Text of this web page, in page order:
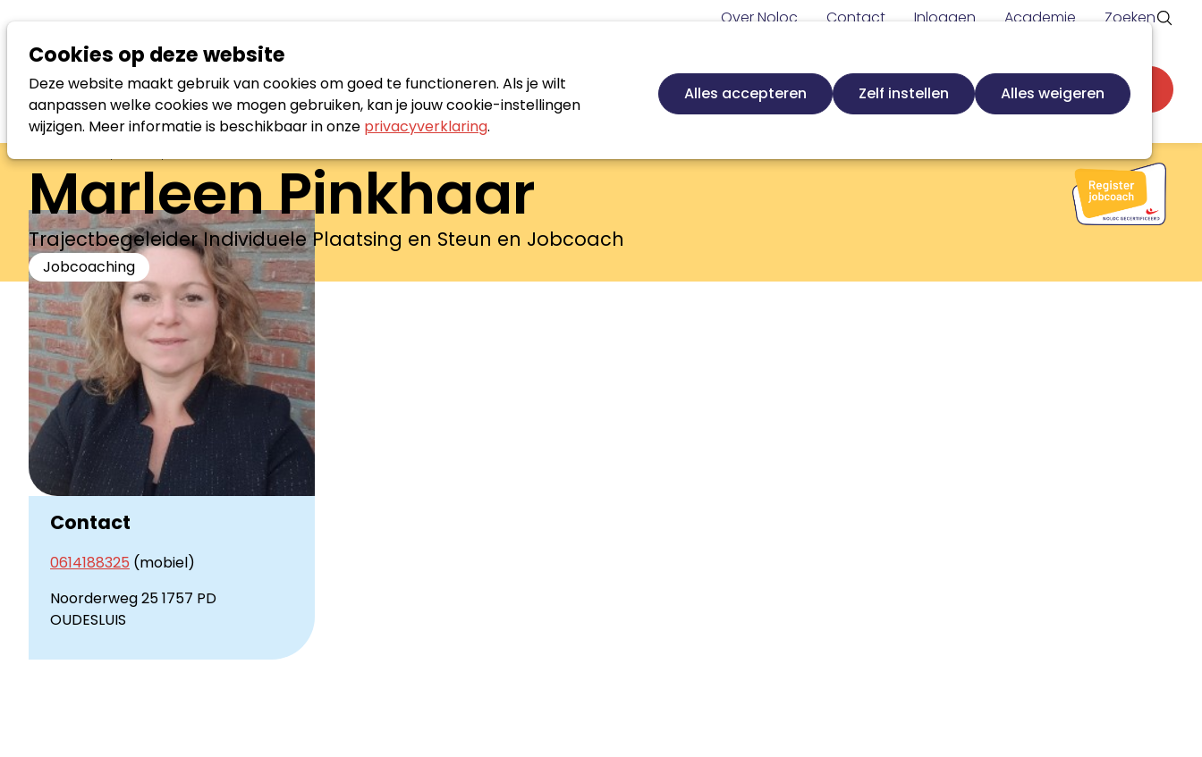
Cookies op deze website
Deze website maakt gebruik van cookies om goed te functioneren. Als je wilt
aanpassen welke cookies we mogen gebruiken, kan je jouw cookie-instellingen
wijzigen. Meer informatie is beschikbaar in onze privacyverklaring.
Alles accepteren Zelf instellen Alles weigeren
Nieuws Agenda Certificeren Vakgebied
Secundaire
navigatieZoek loopbaanspecialist Word lid
Meta
Over Noloc Contact Inloggen Academie Zoeken
Marleen Pinkhaar
Trajectbegeleider Individuele Plaatsing en Steun en Jobcoach
Jobcoaching
Contact
0614188325 (mobiel)
Noorderweg 25 1757 PD
OUDESLUIS